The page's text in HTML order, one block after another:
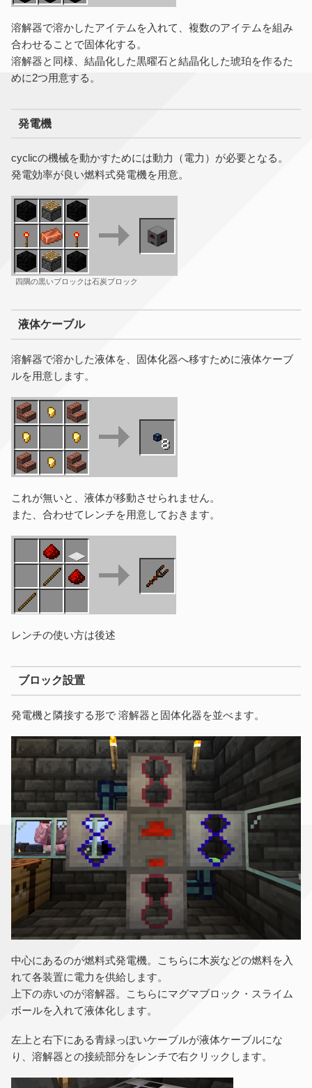
溶解器で溶かしたアイテムを入れて、複数のアイテムを組み
合わせることで固体化する。
溶解器と同様、結晶化した黒曜石と結晶化した琥珀を作るた
めに2つ用意する。
発電機
cyclicの機械を動かすためには動力（電力）が必要となる。
発電効率が良い燃料式発電機を用意。
四隅の黒いブロックは石炭ブロック
液体ケーブル
溶解器で溶かした液体を、固体化器へ移すために液体ケーブ
ルを用意します。
これが無いと、液体が移動させられません。
また、合わせてレンチを用意しておきます。
レンチの使い方は後述
ブロック設置
発電機と隣接する形で 溶解器と固体化器を並べます。
中心にあるのが燃料式発電機。こちらに木炭などの燃料を入
れて各装置に電力を供給します。
上下の赤いのが溶解器。こちらにマグマブロック・スライム
ボールを入れて液体化します。
左上と右下にある青緑っぽいケーブルが液体ケーブルにな
り、溶解器との接続部分をレンチで右クリックします。